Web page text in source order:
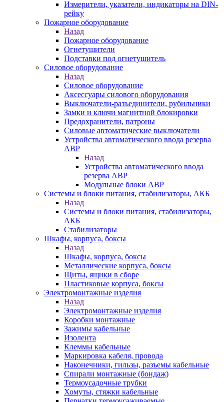
Измерители, указатели, индикаторы на DIN-
рейку
Пожарное оборудование
Назад
Пожарное оборудование
Огнетушители
Подставки под огнетушитель
Силовое оборудование
Назад
Силовое оборудование
Аксессуары силового оборудования
Выключатели-разъединители, рубильники
Замки и ключи магнитной блокировки
Предохранители, патроны
Силовые автоматические выключатели
Устройства автоматического ввода резерва
АВР
Назад
Устройства автоматического ввода
резерва АВР
Модульные блоки АВР
Системы и блоки питания, стабилизаторы, АКБ
Назад
Системы и блоки питания, стабилизаторы,
АКБ
Стабилизаторы
Шкафы, корпуса, боксы
Назад
Шкафы, корпуса, боксы
Металлические корпуса, боксы
Щиты, ящики в сборе
Пластиковые корпуса, боксы
Электромонтажные изделия
Назад
Электромонтажные изделия
Коробки монтажные
Зажимы кабельные
Изолента
Клеммы кабельные
Маркировка кабеля, провода
Наконечники, гильзы, разъемы кабельные
Спирали монтажные (бондаж)
Термоусадочные трубки
Хомуты, стяжки кабельные